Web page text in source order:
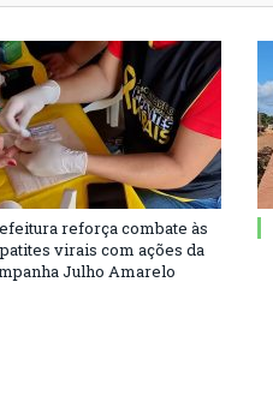
reforça combate às
virais com ações da
Julho Amarelo